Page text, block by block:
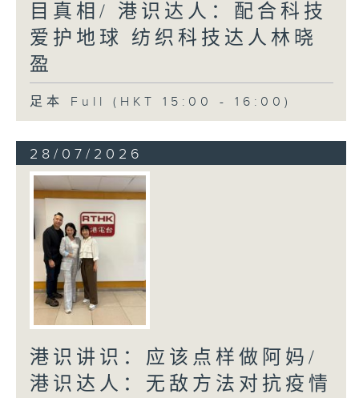
目真相/ 港识达人：配合科技
爱护地球 纺织科技达人林晓
盈
足本 Full (HKT 15:00 - 16:00)
28/07/2026
港识讲识：应该点样做阿妈/
港识达人：无敌方法对抗疫情